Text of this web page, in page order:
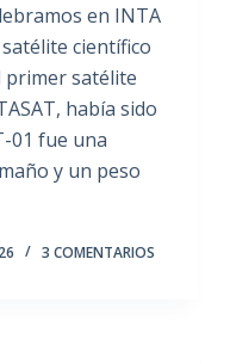
en INTA
científico
primer satélite
había sido
01 fue una
y un peso
3 COMENTARIOS